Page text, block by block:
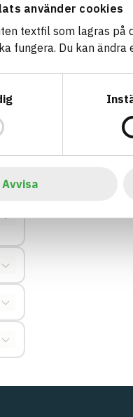
använder cookies
textfil som lagras
fungera. Du kan
Avvisa